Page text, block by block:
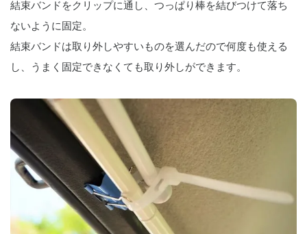
結束バンドをクリップに通し、つっぱり棒を結びつけて落ち
ないように固定。
結束バンドは取り外しやすいものを選んだので何度も使える
し、うまく固定できなくても取り外しができます。